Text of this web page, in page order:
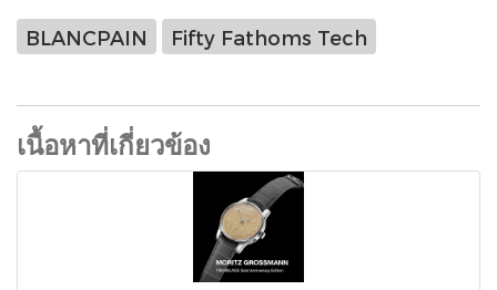
BLANCPAIN Fifty Fathoms Tech
เนื้อหาที่เกี่ยวข้อง